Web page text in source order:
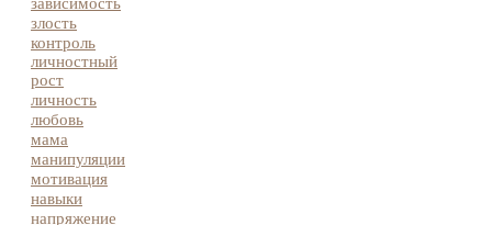
злость
контроль
личностный
рост
личность
любовь
мама
манипуляции
мотивация
навыки
напряжение